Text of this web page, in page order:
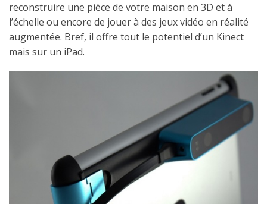
reconstruire une pièce de votre maison en 3D et à
l’échelle ou encore de jouer à des jeux vidéo en réalité
augmentée. Bref, il offre tout le potentiel d’un Kinect
mais sur un iPad.